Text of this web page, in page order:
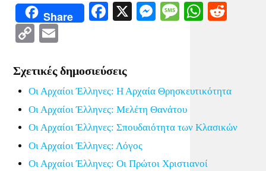
Share Facebook
X Messenger
Message
Copy
Σχετικές δημοσιεύσεις
Οι Αρχαίοι Έλληνες: Η Αρχαία Θρησκευτικότητα
Οι Αρχαίοι Έλληνες: Μελέτη Θανάτου
Οι Αρχαίοι Έλληνες: Σπουδαιότητα των Κλασικών
Οι Αρχαίοι Έλληνες: Λόγος
Οι Αρχαίοι Έλληνες: Οι Πρώτοι Χριστιανοί